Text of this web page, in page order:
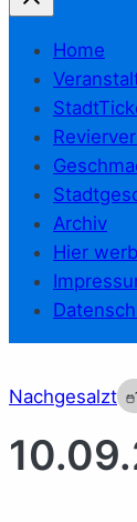
Home
Archiv
Hier
Nachgesalzt